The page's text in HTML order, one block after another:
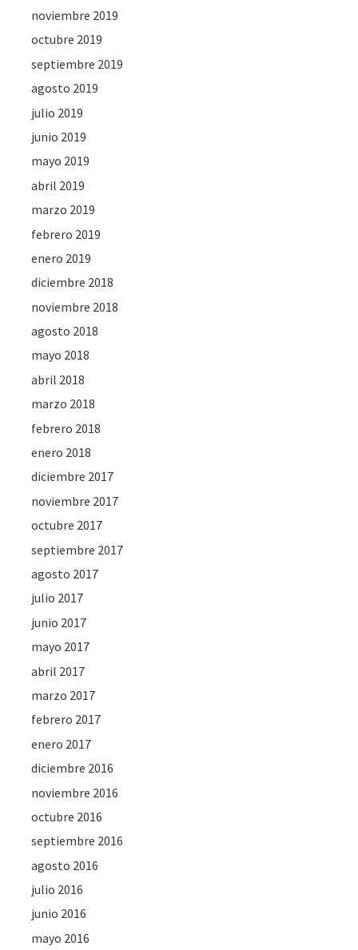
noviembre 2019
octubre 2019
septiembre 2019
agosto 2019
julio 2019
junio 2019
mayo 2019
abril 2019
marzo 2019
febrero 2019
enero 2019
diciembre 2018
noviembre 2018
agosto 2018
mayo 2018
abril 2018
marzo 2018
febrero 2018
enero 2018
diciembre 2017
noviembre 2017
octubre 2017
septiembre 2017
agosto 2017
julio 2017
junio 2017
mayo 2017
abril 2017
marzo 2017
febrero 2017
enero 2017
diciembre 2016
noviembre 2016
octubre 2016
septiembre 2016
agosto 2016
julio 2016
junio 2016
mayo 2016